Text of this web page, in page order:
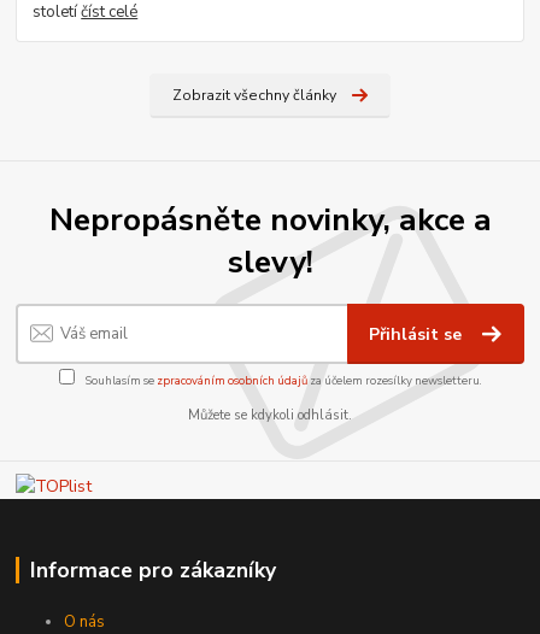
stoletíčíst celé
Zobrazit všechny články
Nepropásněte novinky, akce a
slevy!
Přihlásit se
Souhlasím se zpracováním osobních údajůza účelem rozesílky newsletteru.
Můžete se kdykoli odhlásit.
Informace pro zákazníky
O nás